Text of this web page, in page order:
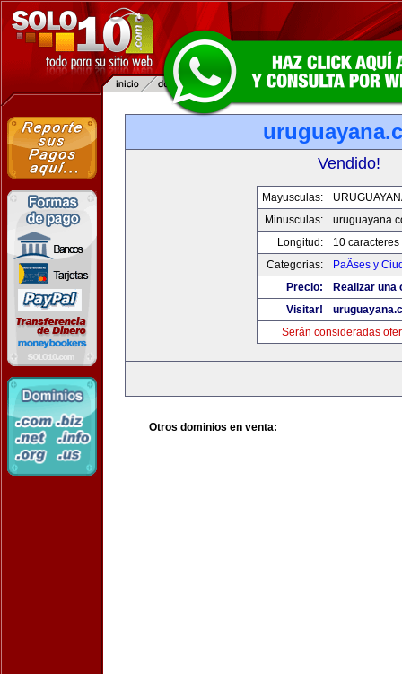
Vendido!
Mayusculas:
Minusculas:
Longitud:
10 caracteres
Categorias:
PaÃ­ses y
Precio:
Realizar una
Visitar!
Serán consideradas
Otros dominios en venta: